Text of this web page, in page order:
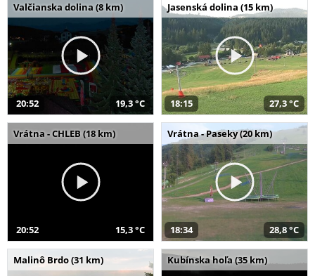
Valčianska dolina (8 km)
20:52 19,3 °C
Jasenská dolina (15 km)
18:15 27,3 °C
Vrátna - CHLEB (18 km)
20:52 15,3 °C
Vrátna - Paseky (20 km)
18:34 28,8 °C
Malinô Brdo (31 km) Kubínska hoľa (35 km)